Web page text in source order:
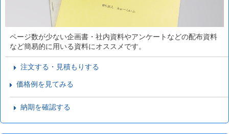
ページ数が少ない企画書・社内資料やアンケートなどの配布資料
など簡易的に用いる資料にオススメです。
注文する・見積もりする
価格例を見てみる
納期を確認する